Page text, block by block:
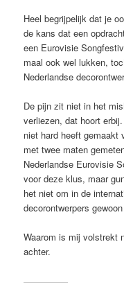
Heel begrijpelijk dat je
de kans dat een
een Eurovisie
maal ook wel lukken,
Nederlandse
De pijn zit niet in het
verliezen, dat hoort
niet hard heeft gemaakt
met twee maten
Nederlandse Eurovisie
voor deze klus, maar
het niet om in de
decorontwerpers
Waarom is mij volstrekt
achter.